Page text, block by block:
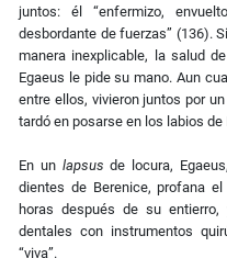
juntos: él “enfermizo,
desbordante de fuerzas” (136).
manera inexplicable, la salud
Egaeus le pide su mano. Aun
entre ellos, vivieron juntos por
tardó en posarse en los labios de
En un lapsus de locura,
dientes de Berenice, profana
horas después de su
dentales con instrumentos
“viva”.